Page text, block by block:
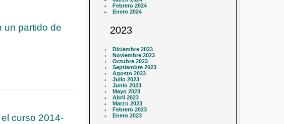
un partido de
curso 2014-
Febrero 2024
Enero 2024
2023
Diciembre 2023
Noviembre 2023
Octubre 2023
Septiembre 2023
Agosto 2023
Julio 2023
Junio 2023
Mayo 2023
Abril 2023
Marzo 2023
Febrero 2023
Enero 2023